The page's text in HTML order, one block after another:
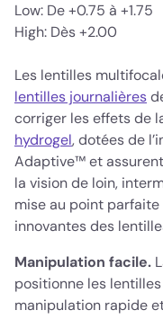
Low: De +0.75 à +1.75
High: Dès +2.00
Les lentilles
lentilles journalières
corriger les effets de
hydrogel, dotées de
Adaptive™ et
la vision de loin,
mise au point
innovantes des
Manipulation facile.
positionne les
manipulation rapide